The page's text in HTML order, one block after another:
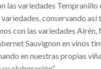
las variedades
conservando
con las variedades
Sauvignon en vinos
en nuestras propias